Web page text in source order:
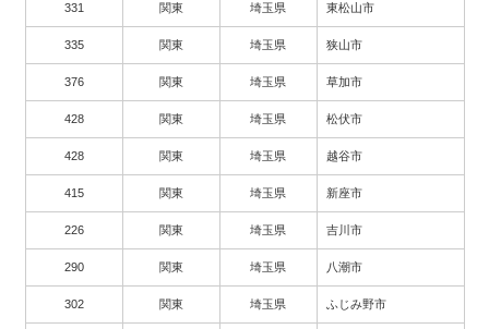
331 関東 埼玉県 東松山市
335 関東 埼玉県 狭山市
376 関東 埼玉県 草加市
428 関東 埼玉県 松伏市
428 関東 埼玉県 越谷市
415 関東 埼玉県 新座市
226 関東 埼玉県 吉川市
290 関東 埼玉県 八潮市
302 関東 埼玉県 ふじみ野市